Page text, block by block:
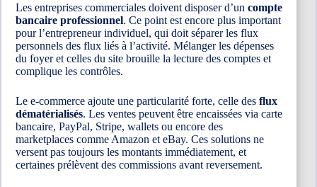
Les entreprises commerciales doivent disposer d’un compte
bancaire professionnel. Ce point est encore plus important
pour l’entrepreneur individuel, qui doit séparer les flux
personnels des flux liés à l’activité. Mélanger les dépenses
du foyer et celles du site brouille la lecture des comptes et
complique les contrôles.
Le e-commerce ajoute une particularité forte, celle des flux
dématérialisés. Les ventes peuvent être encaissées via carte
bancaire, PayPal, Stripe, wallets ou encore des
marketplaces comme Amazon et eBay. Ces solutions ne
versent pas toujours les montants immédiatement, et
certaines prélèvent des commissions avant reversement.